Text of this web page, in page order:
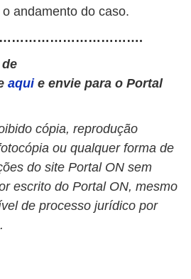
andamento do caso.
aqui e envie para o Portal
cópia, reprodução
ou qualquer forma de
do site Portal ON sem
escrito do Portal ON, mesmo
de processo jurídico por